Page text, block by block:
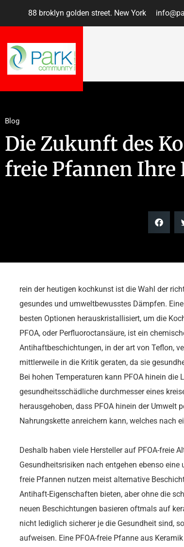
88 broklyn golden street. New York
Blog
Die Zukunft des
freie Pfannen Ihre
rein der heutigen kochkunst ist die Wahl der
gesundes und umweltbewusstes Dämpfen.
besten Optionen herauskristallisiert, um die
PFOA, oder Perfluoroctansäure, ist ein
Antihaftbeschichtungen, in der art von Teflon,
mittlerweile in die Kritik geraten, da sie
Bei hohen Temperaturen kann PFOA hinein
gesundheitsschädliche durchmesser eines
herausgehoben, dass PFOA hinein der Umwelt
Nahrungskette anreichern kann, welches nach
Deshalb haben viele Hersteller auf PFOA-freie
Gesundheitsrisiken nach entgehen ebenso
freie Pfannen nutzen meist alternative
Antihaft-Eigenschaften bieten, aber ohne die
neuen Beschichtungen basieren oftmals auf
nicht lediglich sicherer je die Gesundheit sind,
aufweisen. Eine PFOA-freie Pfanne aus